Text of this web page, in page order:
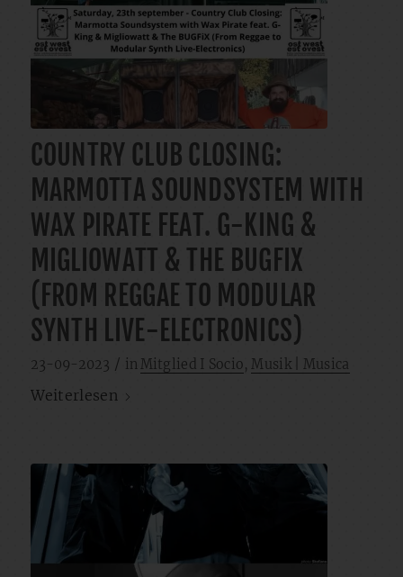
COUNTRY CLUB CLOSING:
MARMOTTA SOUNDSYSTEM WITH
WAX PIRATE FEAT. G-KING &
MIGLIOWATT & THE BUGFIX
(FROM REGGAE TO MODULAR
SYNTH LIVE-ELECTRONICS)
23-09-2023 / in Mitglied I Socio, Musik | Musica
Weiterlesen